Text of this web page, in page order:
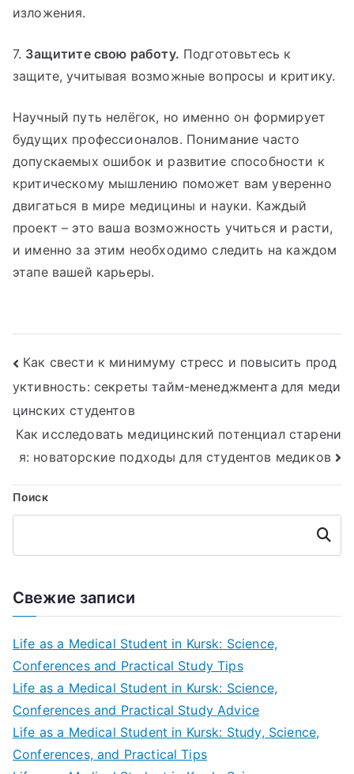
изложения.
7. Защитите свою работу. Подготовьтесь к
защите, учитывая возможные вопросы и критику.
Научный путь нелёгок, но именно он формирует
будущих профессионалов. Понимание часто
допускаемых ошибок и развитие способности к
критическому мышлению поможет вам уверенно
двигаться в мире медицины и науки. Каждый
проект – это ваша возможность учиться и расти,
и именно за этим необходимо следить на каждом
этапе вашей карьеры.
Навигация
по
записям
Как свести к минимуму стресс и повысить прод
уктивность: секреты тайм-менеджмента для меди
цинских студентов
Как исследовать медицинский потенциал старени
я: новаторские подходы для студентов медиков
Поиск
Поиск
Свежие записи
Life as a Medical Student in Kursk: Science,
Conferences and Practical Study Tips
Life as a Medical Student in Kursk: Science,
Conferences and Practical Study Advice
Life as a Medical Student in Kursk: Study, Science,
Conferences, and Practical Tips